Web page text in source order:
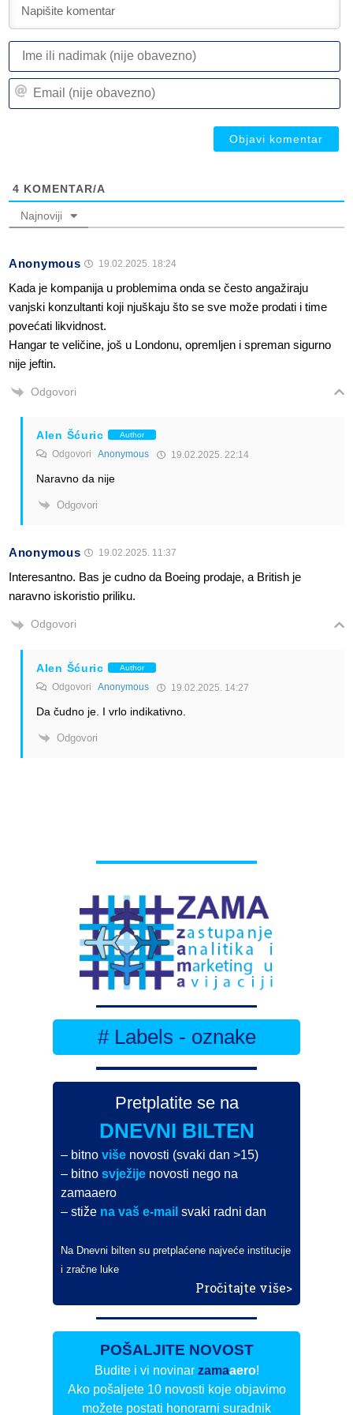
4 KOMENTAR/A
Najnoviji
Anonymous 19.02.2025. 18:24
Kada je kompanija u problemima onda se često angažiraju
vanjski konzultanti koji njuškaju što se sve može prodati i time
povećati likvidnost.
Hangar te veličine, još u Londonu, opremljen i spreman sigurno
nije jeftin.
Odgovori
Alen Šćuric Author
Odgovori Anonymous 19.02.2025. 22:14
Naravno da nije
Odgovori
Anonymous 19.02.2025. 11:37
Interesantno. Bas je cudno da Boeing prodaje, a British je
naravno iskoristio priliku.
Odgovori
Alen Šćuric Author
Odgovori Anonymous 19.02.2025. 14:27
Da čudno je. I vrlo indikativno.
Odgovori
# Labels - oznake
Pretplatite se na
DNEVNI BILTEN
– bitnoviše novosti (svaki dan >15)
– bitnosvježije novosti nego na
zamaaero
– stiže na vaš e-mail svaki radni dan
Na Dnevni bilten su pretplaćene najveće institucije
i zračne luke
Pročitajte više>
POŠALJITE NOVOST
Budite i vi novinar zamaaero!
Ako pošaljete 10 novosti koje objavimo
možete postati honorarni suradnik